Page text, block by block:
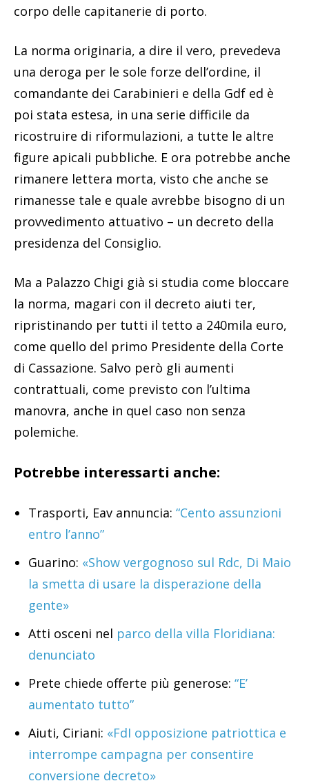
corpo delle capitanerie di porto.
La norma originaria, a dire il vero, prevedeva
una deroga per le sole forze dell’ordine, il
comandante dei Carabinieri e della Gdf ed è
poi stata estesa, in una serie difficile da
ricostruire di riformulazioni, a tutte le altre
figure apicali pubbliche. E ora potrebbe anche
rimanere lettera morta, visto che anche se
rimanesse tale e quale avrebbe bisogno di un
provvedimento attuativo – un decreto della
presidenza del Consiglio.
Ma a Palazzo Chigi già si studia come bloccare
la norma, magari con il decreto aiuti ter,
ripristinando per tutti il tetto a 240mila euro,
come quello del primo Presidente della Corte
di Cassazione. Salvo però gli aumenti
contrattuali, come previsto con l’ultima
manovra, anche in quel caso non senza
polemiche.
Potrebbe interessarti anche:
Trasporti, Eav annuncia: “Cento assunzioni
entro l’anno”
Guarino: «Show vergognoso sul Rdc, Di Maio
la smetta di usare la disperazione della
gente»
Atti osceni nel parco della villa Floridiana:
denunciato
Prete chiede offerte più generose: “E’
aumentato tutto”
Aiuti, Ciriani: «FdI opposizione patriottica e
interrompe campagna per consentire
conversione decreto»